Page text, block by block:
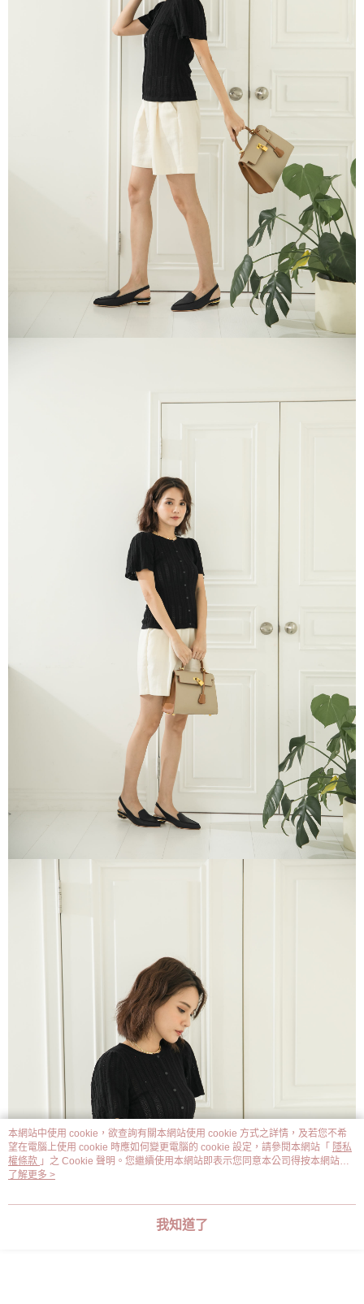
本網站中使用 cookie，欲查詢有關本網站使用 cookie 方式之詳情，及若您不希
望在電腦上使用 cookie 時應如何變更電腦的 cookie 設定，請參閱本網站「 隱私
權條款 」之 Cookie 聲明。您繼續使用本網站即表示您同意本公司得按本網站使
用條款之 Cookie 聲明使用 cookie。
了解更多 >
我知道了